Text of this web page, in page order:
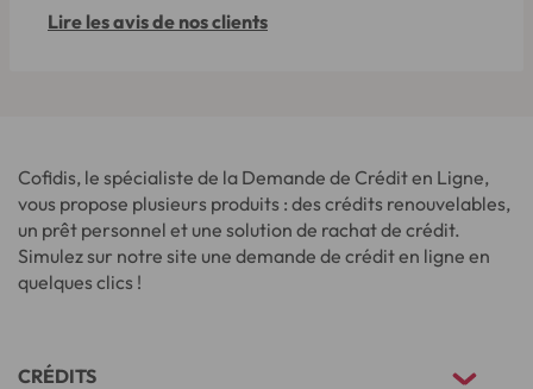
Lire les avis de nos clients
Cofidis, le spécialiste de la Demande de Crédit en Ligne,
vous propose plusieurs produits : des crédits renouvelables,
un prêt personnel et une solution de rachat de crédit.
Simulez sur notre site une demande de crédit en ligne en
quelques clics !
CRÉDITS